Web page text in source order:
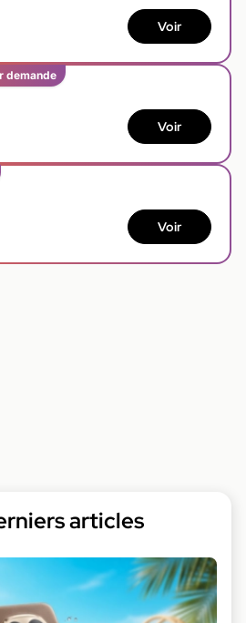
Voir
demande
Voir
Voir
articles